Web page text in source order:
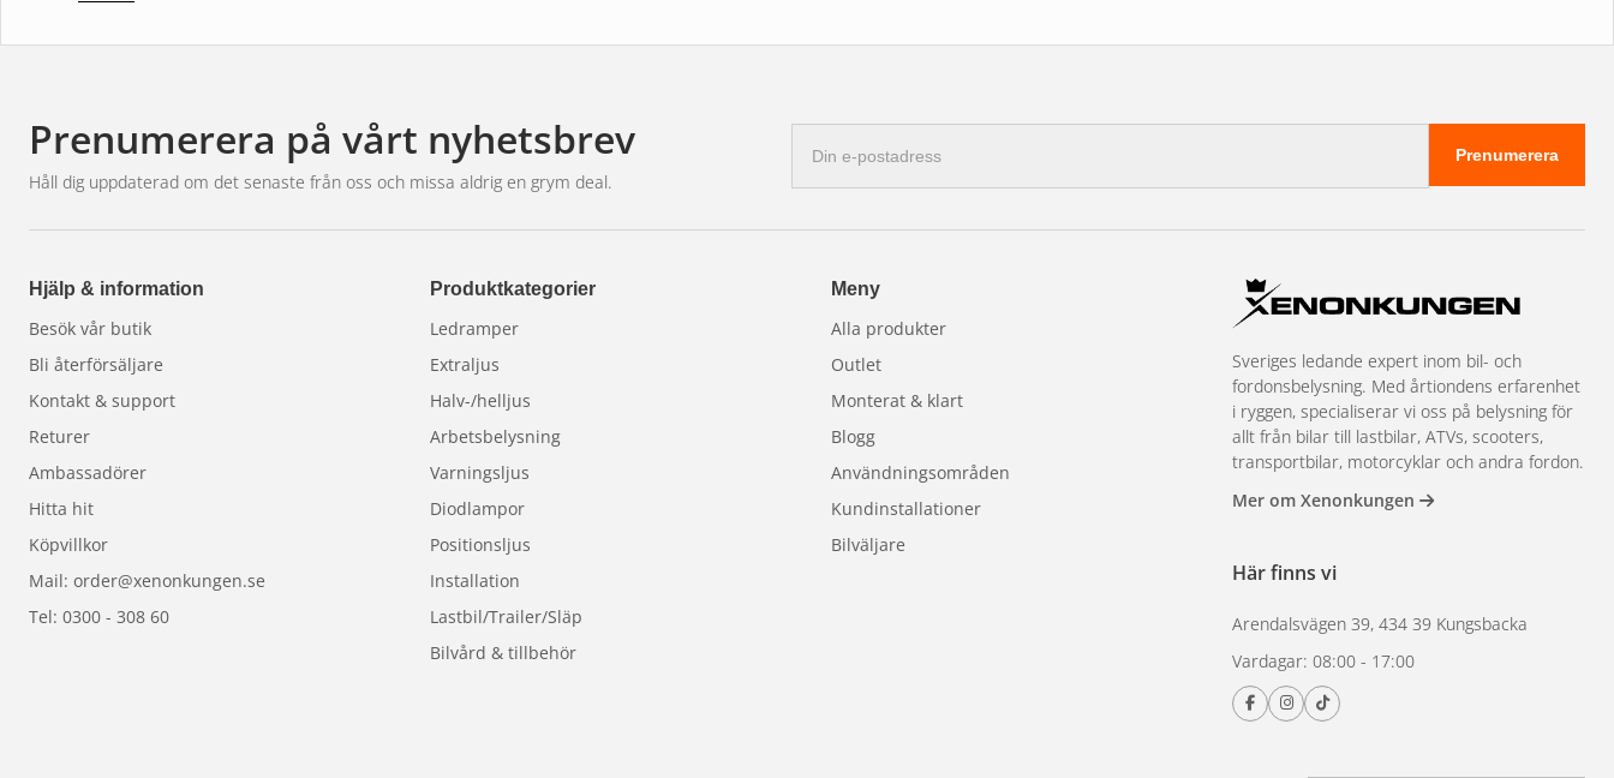
Prenumerera på vårt nyhetsbrev
Håll dig uppdaterad om det senaste från oss och missa aldrig en grym deal.
postadress
Prenumerera
Hjälp & information
Besök vår butik
Bli återförsäljare
Kontakt & support
Returer
Ambassadörer
Hitta hit
Köpvillkor
Mail: order@xenonkungen.se
Tel: 0300 - 308 60
Produktkategorier
Ledramper
Extraljus
Halv-/helljus
Arbetsbelysning
Varningsljus
Diodlampor
Positionsljus
Installation
Lastbil/Trailer/Släp
Bilvård & tillbehör
Meny
Alla produkter
Outlet
Monterat & klart
Blogg
Användningsområden
Kundinstallationer
Bilväljare
Sveriges ledande expert inom bil- och
fordonsbelysning. Med årtiondens erfarenhet
i ryggen, specialiserar vi oss på belysning för
allt från bilar till lastbilar, ATVs, scooters,
transportbilar, motorcyklar och andra fordon.
Mer om Xenonkungen
Här finns vi
Arendalsvägen 39, 434 39 Kungsbacka
Vardagar: 08:00 - 17:00